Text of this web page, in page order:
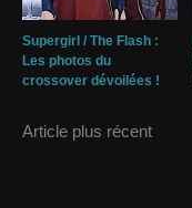
Supergirl / The Flash :
Les photos du
crossover dévoilées !
Article plus récent